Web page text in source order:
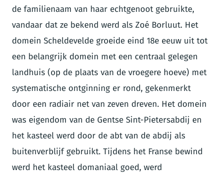
de familienaam van haar echtgenoot gebruikte,
vandaar dat ze bekend werd als Zoé Borluut. Het
domein Scheldevelde groeide eind 18e eeuw uit tot
een belangrijk domein met een centraal gelegen
landhuis (op de plaats van de vroegere hoeve) met
systematische ontginning er rond, gekenmerkt
door een radiair net van zeven dreven. Het domein
was eigendom van de Gentse Sint-Pietersabdij en
het kasteel werd door de abt van de abdij als
buitenverblijf gebruikt. Tijdens het Franse bewind
werd het kasteel domaniaal goed, werd